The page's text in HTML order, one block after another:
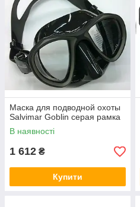
Маска для подводной охоты
Salvimar Goblin серая рамка
В наявності
1 612 ₴
Купити